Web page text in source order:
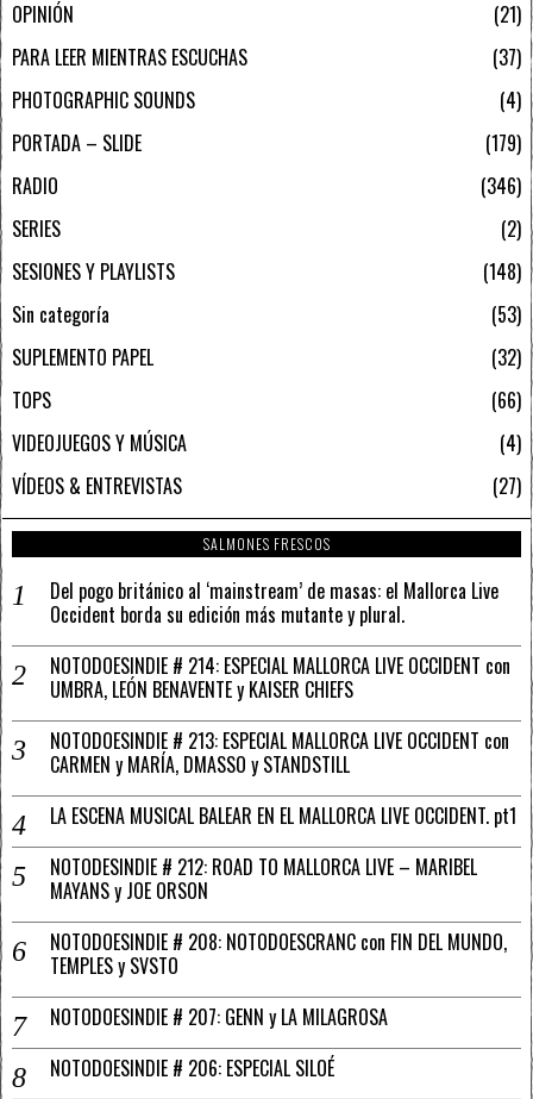
OPINIÓN
21
PARA LEER MIENTRAS ESCUCHAS
37
PHOTOGRAPHIC SOUNDS
4
PORTADA – SLIDE
179
RADIO
346
SERIES
2
SESIONES Y PLAYLISTS
148
Sin categoría
53
SUPLEMENTO PAPEL
32
TOPS
66
VIDEOJUEGOS Y MÚSICA
4
VÍDEOS & ENTREVISTAS
27
SALMONES FRESCOS
Del pogo británico al ‘mainstream’ de masas: el Mallorca Live
Occident borda su edición más mutante y plural.
NOTODOESINDIE # 214: ESPECIAL MALLORCA LIVE OCCIDENT con
UMBRA, LEÓN BENAVENTE y KAISER CHIEFS
NOTODOESINDIE # 213: ESPECIAL MALLORCA LIVE OCCIDENT con
CARMEN y MARÍA, DMASSO y STANDSTILL
LA ESCENA MUSICAL BALEAR EN EL MALLORCA LIVE OCCIDENT. pt1
NOTODESINDIE # 212: ROAD TO MALLORCA LIVE – MARIBEL
MAYANS y JOE ORSON
NOTODOESINDIE # 208: NOTODOESCRANC con FIN DEL MUNDO,
TEMPLES y SVSTO
NOTODOESINDIE # 207: GENN y LA MILAGROSA
NOTODOESINDIE # 206: ESPECIAL SILOÉ